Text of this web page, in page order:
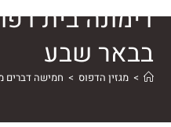
דימונה בית
בבאר שבע
> מגזין הדפוס > חמישה דברים